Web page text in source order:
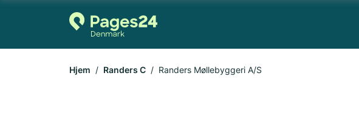
Hjem Randers C Randers Møllebyggeri A/S